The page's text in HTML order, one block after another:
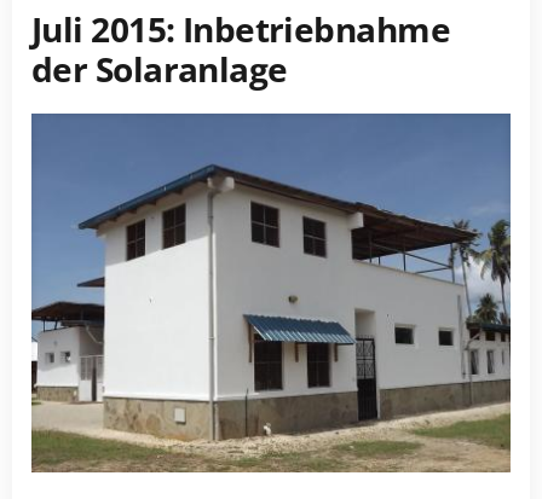
Juli 2015: Inbetriebnahme
der Solaranlage